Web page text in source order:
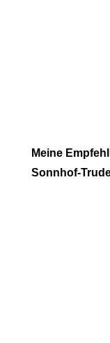
Meine
Sonnhof-